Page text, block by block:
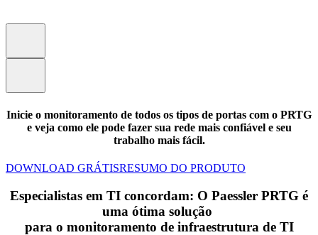
Inicie o monitoramento de todos os tipos de portas com o PRTG
e veja como ele pode fazer sua rede mais confiável e seu
trabalho mais fácil.
DOWNLOAD GRÁTISRESUMO DO PRODUTO
Especialistas em TI concordam: O Paessler PRTG é
uma ótima solução
para o monitoramento de infraestrutura de TI